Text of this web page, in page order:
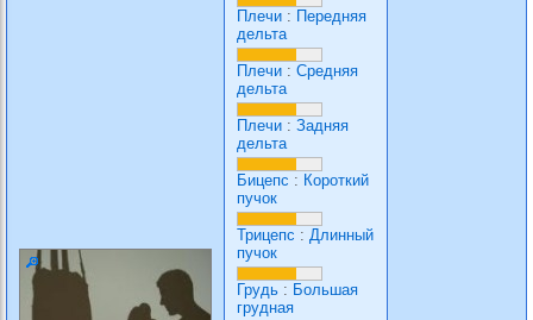
Плечи : Передняя
дельта
Плечи : Средняя
дельта
Плечи : Задняя
дельта
Бицепс : Короткий
пучок
Трицепс : Длинный
пучок
Грудь : Большая
грудная